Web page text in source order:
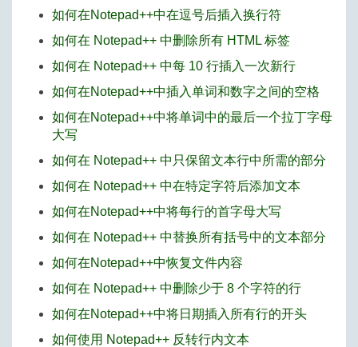
如何在Notepad++中在逗号后插入换行符
如何在 Notepad++ 中删除所有 HTML 标签
如何在 Notepad++ 中每 10 行插入一次新行
如何在Notepad++中插入单词和数字之间的空格
如何在Notepad++中将单词中的最后一个拉丁字母
大写
如何在 Notepad++ 中只保留文本行中所需的部分
如何在 Notepad++ 中在特定字符后添加文本
如何在Notepad++中将每行的首字母大写
如何在 Notepad++ 中替换所有括号中的文本部分
如何在Notepad++中恢复文件内容
如何在 Notepad++ 中删除少于 8 个字符的行
如何在Notepad++中将日期插入所有行的开头
如何使用 Notepad++ 反转行内文本